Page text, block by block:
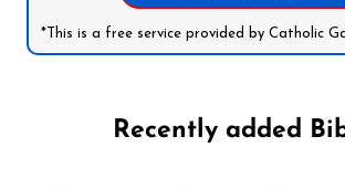
*This is a free service provided by Catholic
Recently added